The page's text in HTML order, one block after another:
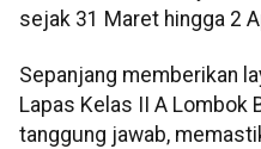
sejak 31 Maret hingga 2
Sepanjang memberikan
Lapas Kelas II A Lombok
tanggung jawab,